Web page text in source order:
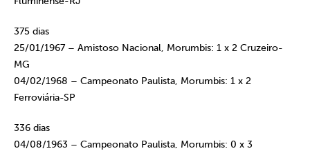
375 dias
25/01/1967 – Amistoso Nacional, Morumbis: 1 x 2 Cruzeiro-
MG
04/02/1968 – Campeonato Paulista, Morumbis: 1 x 2
Ferroviária-SP
336 dias
04/08/1963 – Campeonato Paulista, Morumbis: 0 x 3